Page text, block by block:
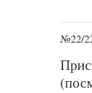
№22/